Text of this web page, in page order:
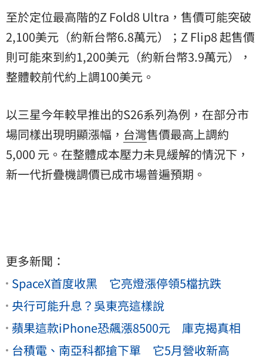
至於定位最高階的Z Fold8 Ultra，售價可能突破
2,100美元（約新台幣6.8萬元）；Z Flip8 起售價
則可能來到約1,200美元（約新台幣3.9萬元），
整體較前代約上調100美元。
以三星今年較早推出的S26系列為例，在部分市
場同樣出現明顯漲幅， 台灣售價最高上調約
5,000 元。在整體成本壓力未見緩解的情況下，
新一代折疊機調價已成市場普遍預期。
更多新聞：
SpaceX首度收黑 它亮燈漲停領5檔抗跌
央行可能升息？吳東亮這樣說
蘋果這款iPhone恐飆漲8500元 庫克揭真相
台積電、南亞科都搶下單 它5月營收新高